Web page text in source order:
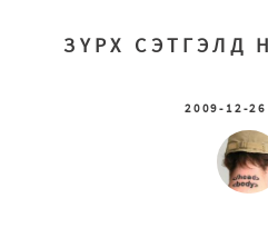
ЗҮРХ СЭТГЭЛД
2009-12-